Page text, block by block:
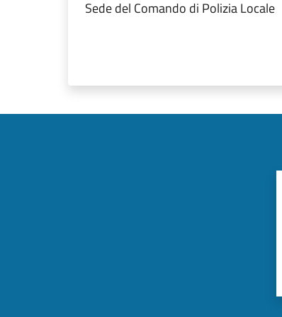
Sede del Comando di Polizia Locale